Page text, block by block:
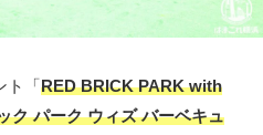
ト「RED BRICK PARK with
ク パーク ウィズ バーベキュ